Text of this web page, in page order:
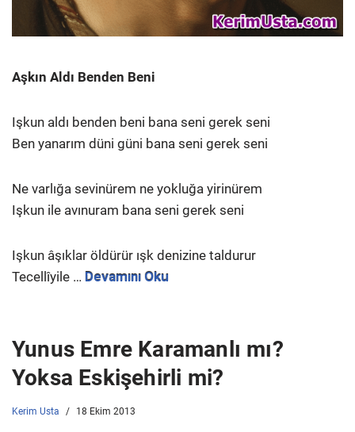
Aşkın Aldı Benden Beni
Işkun aldı benden beni bana seni gerek seni
Ben yanarım düni güni bana seni gerek seni
Ne varlığa sevinürem ne yokluğa yirinürem
Işkun ile avınuram bana seni gerek seni
Işkun âşıklar öldürür ışk denizine taldurur
Tecellîyile … Devamını Oku
Yunus Emre Karamanlı mı?
Yoksa Eskişehirli mi?
Kerim Usta 18 Ekim 2013